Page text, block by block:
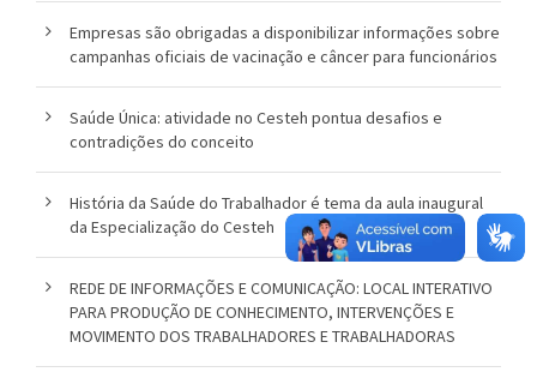
Empresas são obrigadas a disponibilizar informações sobre
campanhas oficiais de vacinação e câncer para funcionários
Saúde Única: atividade no Cesteh pontua desafios e
contradições do conceito
História da Saúde do Trabalhador é tema da aula inaugural
da Especialização do Cesteh
REDE DE INFORMAÇÕES E COMUNICAÇÃO: LOCAL INTERATIVO
PARA PRODUÇÃO DE CONHECIMENTO, INTERVENÇÕES E
MOVIMENTO DOS TRABALHADORES E TRABALHADORAS